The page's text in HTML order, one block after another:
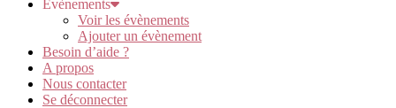
Evènements
Voir les évènements
Ajouter un évènement
Besoin d’aide ?
A propos
Nous contacter
Se déconnecter